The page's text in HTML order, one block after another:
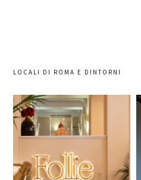
LOCALI DI ROMA E DINTORNI